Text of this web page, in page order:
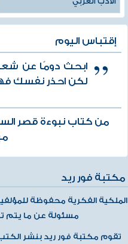
إقتباس اليوم
ابحث دومًا عن
لكن احذر نفسك
من كتاب نبوءة قصر
مكتبة فور ريد
الملكية الفكرية محفوظة
مسئولة عن ما يتم
تقوم مكتبة فور ريد بنشر